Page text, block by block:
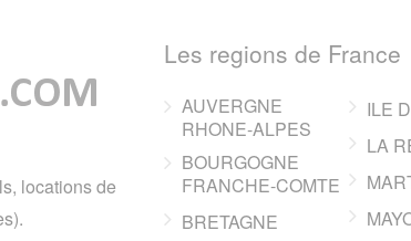
locations de
Les regions de France
AUVERGNE
RHONE-ALPES
BOURGOGNE
FRANCHE-COMTE
BRETAGNE
ILE
LA